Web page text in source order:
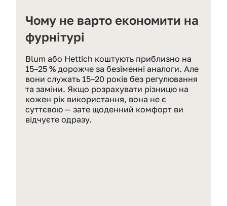
Чому не варто економити на
фурнітурі
Blum або Hettich коштують приблизно на
15–25 % дорожче за безіменні аналоги. Але
вони служать 15–20 років без регулювання
та заміни. Якщо розрахувати різницю на
кожен рік використання, вона не є
суттєвою — зате щоденний комфорт ви
відчуєте одразу.